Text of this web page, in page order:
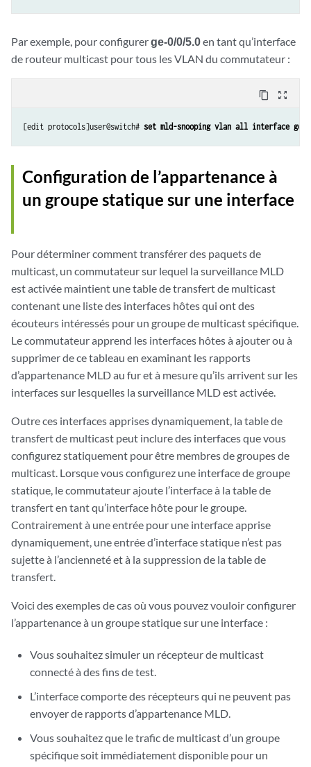
Par exemple, pour configurerge-0/0/5.0en tant qu’interface
de routeur multicast pour tous les VLAN du commutateur :
content_copy zoom_out_map
[edit protocols]user@switch# set mld-snooping vlan all interface
Configuration de l’appartenance à
un groupe statique sur une interface
Pour déterminer comment transférer des paquets de
multicast, un commutateur sur lequel la surveillance MLD
est activée maintient une table de transfert de multicast
contenant une liste des interfaces hôtes qui ont des
écouteurs intéressés pour un groupe de multicast spécifique.
Le commutateur apprend les interfaces hôtes à ajouter ou à
supprimer de ce tableau en examinant les rapports
d’appartenance MLD au fur et à mesure qu’ils arrivent sur les
interfaces sur lesquelles la surveillance MLD est activée.
Outre ces interfaces apprises dynamiquement, la table de
transfert de multicast peut inclure des interfaces que vous
configurez statiquement pour être membres de groupes de
multicast. Lorsque vous configurez une interface de groupe
statique, le commutateur ajoute l’interface à la table de
transfert en tant qu’interface hôte pour le groupe.
Contrairement à une entrée pour une interface apprise
dynamiquement, une entrée d’interface statique n’est pas
sujette à l’ancienneté et à la suppression de la table de
transfert.
Voici des exemples de cas où vous pouvez vouloir configurer
l’appartenance à un groupe statique sur une interface :
Vous souhaitez simuler un récepteur de multicast
connecté à des fins de test.
L’interface comporte des récepteurs qui ne peuvent pas
envoyer de rapports d’appartenance MLD.
Vous souhaitez que le trafic de multicast d’un groupe
spécifique soit immédiatement disponible pour un